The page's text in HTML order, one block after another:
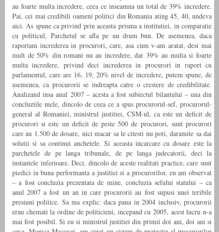
au foarte multa incredere, ceea ce inseamna un total de 39% incredere.
Pai, cei mai credibili oameni politici din Romania ating 45, 40, undeva
aici. As spune ca privind prin aceasta prisma a institutiei, in comparatie
cu politicul, Parchetul se afla pe un drum bun. De asemenea, daca
raportam increderea in procurori, care, asa cum v-am aratat, desi mai
mult de 50% din romani nu au incredere, dar 39% au multa si foarte
multa incredere, privind deci increderea in procurori in raport cu
parlamentul, care are 16, 19, 20% nivel de incredere, putem spune, de
asemenea, ca procurorii se indreapta catre o crestere de credibilitate.
Analizand insa anul 2007 – acesta a fost subiectul bilantului – una din
concluziile mele, dincolo de ceea ce a spus procurorul-sef, procurorul-
general al Romaniei, ministrul justitiei, CSM-ul, ca este un deficit de
procurori si este un deficit de peste 500 de procurori, sunt procurori
care au 1.500 de dosare, nici macar sa le citesti nu poti, daramite sa dai
solutii si sa continui anchetele. Si aceasta incarcare cu dosare este la
parchetele de pe langa tribunale, de pe langa judecatorii, deci la
instantele inferioare. Deci, dincolo de aceste realitati practice, care sunt
piedici in buna performanta a justitiei si a procurorilor, eu am observat
– a fost concluzia prezentata de mine, concluzia sefului statului – ca
anul 2007 a fost un an in care procurorii au fost supusi unei teribile
presiuni politice. Sa ma explic: daca pana in 2004 inclusiv, procurorii
erau chemati la ordine de politicieni, incepand cu 2005, acest lucru n-a
mai fost posibil. Si eu si ministrul justitiei din primii doi ani, doi ani si